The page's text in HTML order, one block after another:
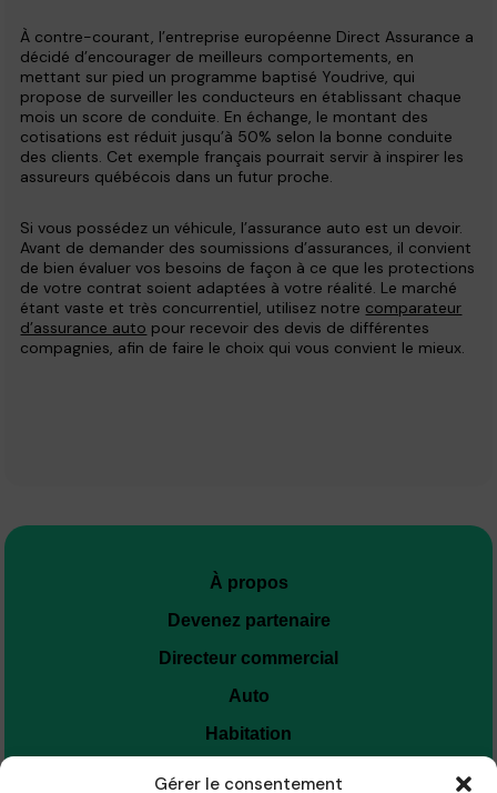
Gérer le consentement
À contre-courant, l’entreprise européenne Direct Assurance a
décidé d’encourager de meilleurs comportements, en
mettant sur pied un programme baptisé Youdrive, qui
propose de surveiller les conducteurs en établissant chaque
mois un score de conduite. En échange, le montant des
cotisations est réduit jusqu’à 50% selon la bonne conduite
des clients. Cet exemple français pourrait servir à inspirer les
assureurs québécois dans un futur proche.
Si vous possédez un véhicule, l’assurance auto est un devoir.
Avant de demander des soumissions d’assurances, il convient
de bien évaluer vos besoins de façon à ce que les protections
de votre contrat soient adaptées à votre réalité. Le marché
étant vaste et très concurrentiel, utilisez notre comparateur
d’assurance auto pour recevoir des devis de différentes
compagnies, afin de faire le choix qui vous convient le mieux.
À propos
Devenez partenaire
Directeur commercial
Auto
Habitation